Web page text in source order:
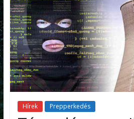
Hírek Prepperkedés